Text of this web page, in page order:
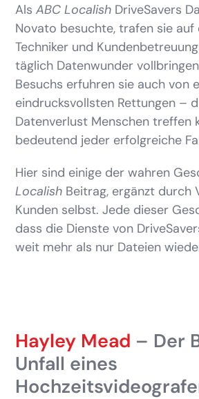
AlsABC Localish DriveSavers
Novato besuchte, trafen sie auf
Techniker und
täglich Datenwunder
Besuchs erfuhren sie auch von
eindrucksvollsten Rettungen –
Datenverlust Menschen treffen
bedeutend jeder erfolgreiche
Hier sind einige der wahren
Localish Beitrag, ergänzt durch
Kunden selbst. Jede dieser
dass die Dienste von
weit mehr als nur Dateien
Hayley Mead – Der
Unfall eines